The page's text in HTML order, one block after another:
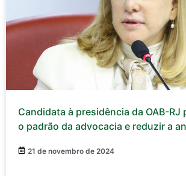
Candidata à presidência da OAB-RJ
o padrão da advocacia e reduzir a
21 de novembro de 2024